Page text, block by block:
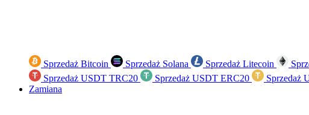
Sprzedaż Bitcoin Sprzedaż Solana Sprzedaż Litecoin
Sprzedaż USDT TRC20
Sprzedaż USDT ERC20 Sprzedaż
Zamiana